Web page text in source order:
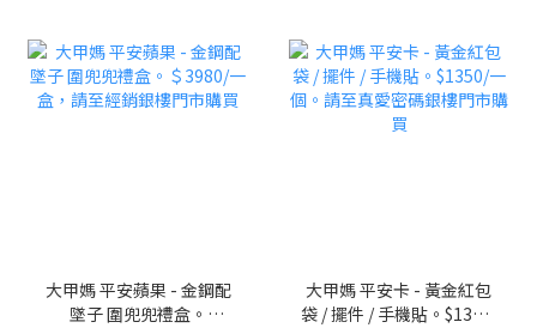
大甲媽 平安蘋果 - 金鋼配
墜子 圍兜兜禮盒。
大甲媽 平安卡 - 黃金紅包
袋 / 擺件 / 手機貼。$1350/